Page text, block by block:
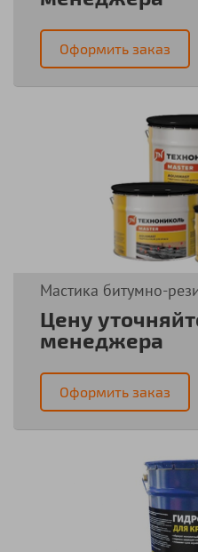
Оформить заказ
Мастика битумно-
Цену
менеджера
Оформить заказ